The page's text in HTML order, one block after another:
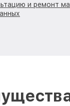
и ремонт